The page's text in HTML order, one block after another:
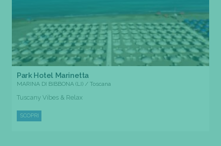
Park Hotel Marinetta
MARINA DI BIBBONA (LI) / Toscana
Tuscany Vibes & Relax
SCOPRI